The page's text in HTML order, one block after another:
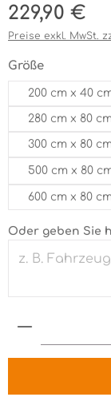
Regulärer Preis:
229,90 €
Preise exkl. MwSt.
Größeauswählen
200 cm x 40
280 cm x 80 cm
300 cm x 80 cm
500 cm x 80
600 cm x 80 cm
Oder geben Sie
Produkt